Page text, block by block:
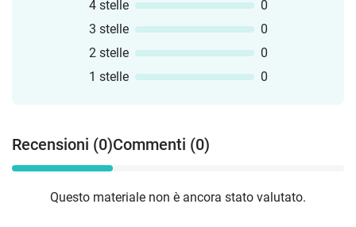
4 stelle
0
3 stelle
0
2 stelle
0
1 stelle
0
Recensioni (0)Commenti (0)
Questo materiale non è ancora stato valutato.